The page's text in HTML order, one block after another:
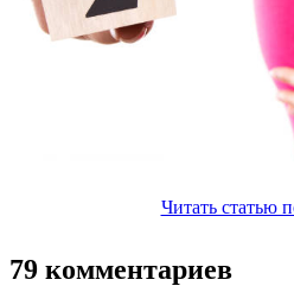
Читать статью
79 комментариев